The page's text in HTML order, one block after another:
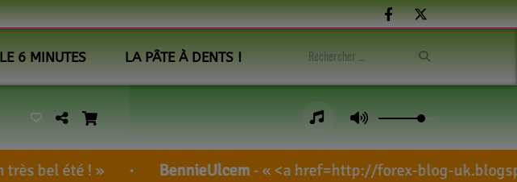
LE 6 MINUTES LA PÂTE À DENTS !
BennieUlcem- <a href=http://forex-blog-uk.blogspot.com/